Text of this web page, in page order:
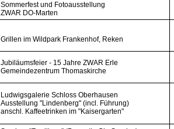
Sommerfest und Fotoausstellung
ZWAR DO-Marten
Grillen im Wildpark Frankenhof, Reken
Jubiläumsfeier - 15 Jahre ZWAR Erle
Gemeindezentrum Thomaskirche
Ludwigsgalerie Schloss Oberhausen
Ausstellung "Lindenberg" (incl. Führung)
anschl. Kaffeetrinken im "Kaisergarten"